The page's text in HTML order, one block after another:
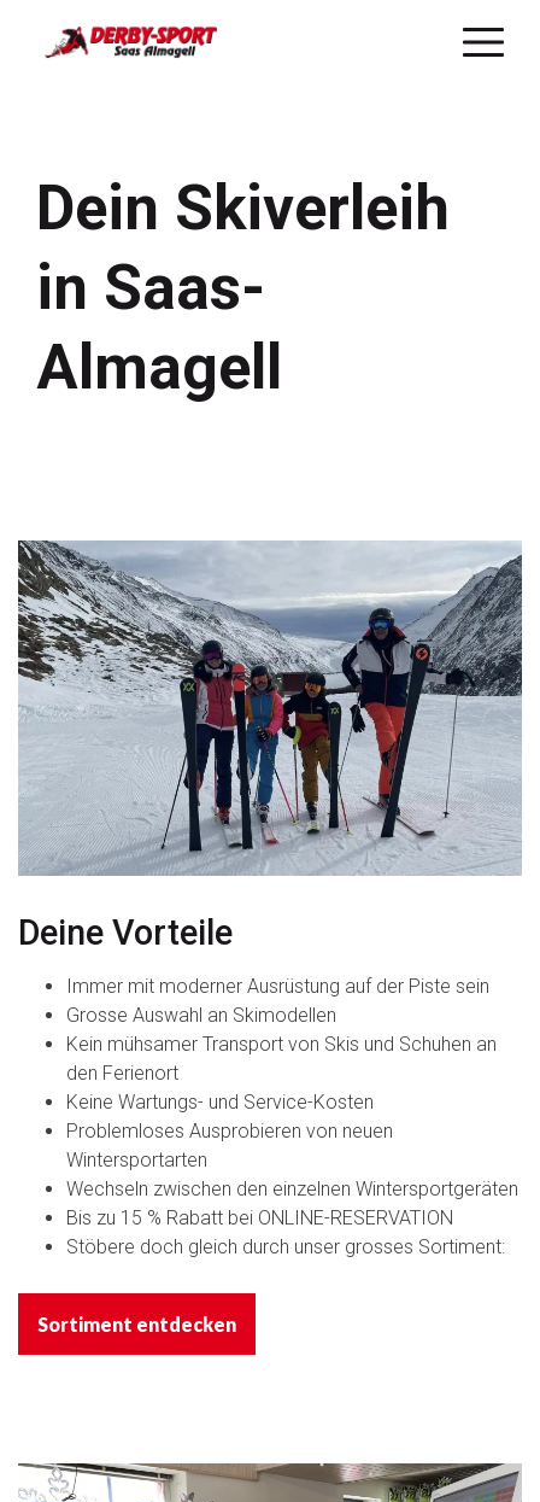
Dein Skiverleih
in Saas-
Almagell
Deine Vorteile
Immer mit moderner Ausrüstung auf der Piste sein
Grosse Auswahl an Skimodellen
Kein mühsamer Transport von Skis und Schuhen an
den Ferienort
Keine Wartungs- und Service-Kosten
Problemloses Ausprobieren von neuen
Wintersportarten
Wechseln zwischen den einzelnen Wintersportgeräten
Bis zu 15 % Rabatt bei ONLINE-RESERVATION
Stöbere doch gleich durch unser grosses Sortiment:
Sortiment entdecken